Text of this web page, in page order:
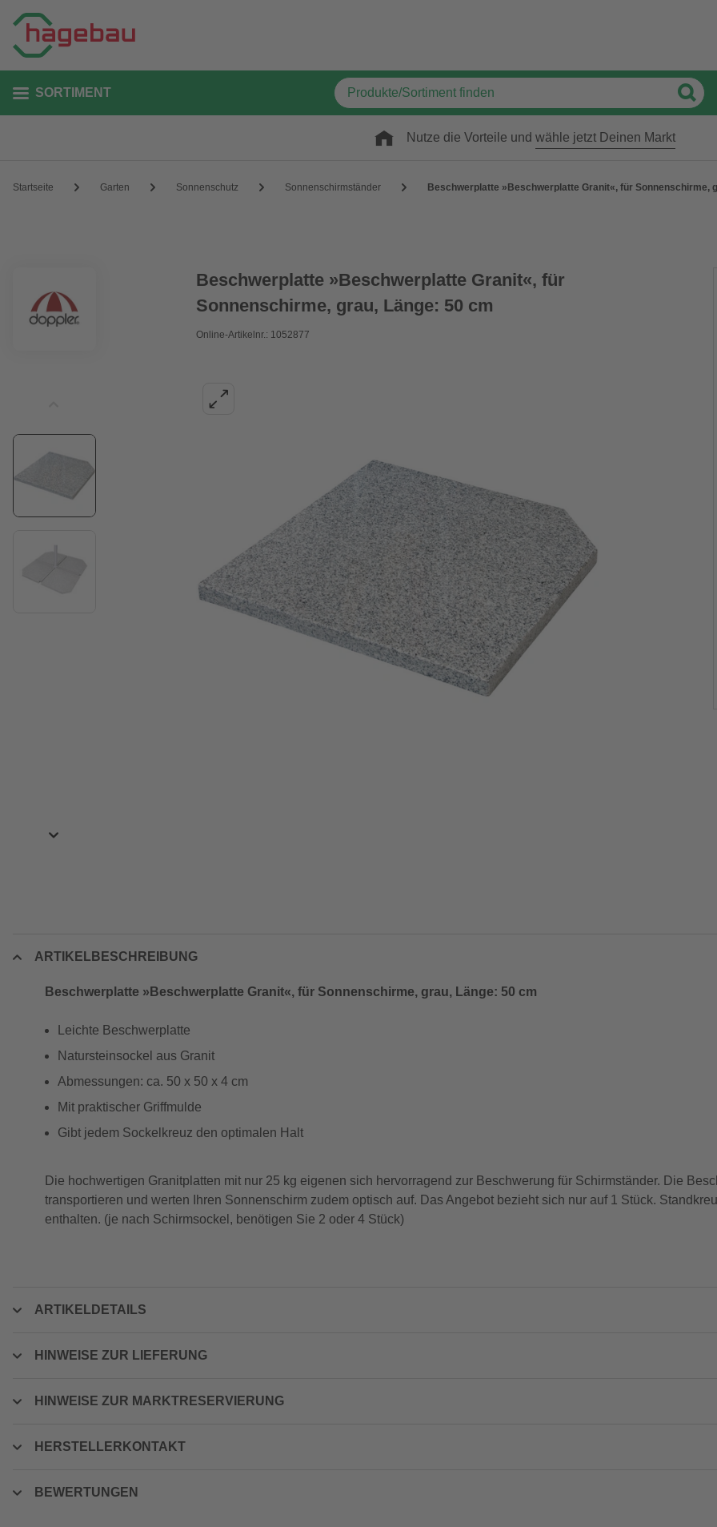
SORTIMENT
Nutze die Vorteile und wähle jetzt Deinen Markt
Startseite Garten Sonnenschutz Sonnenschirmständer Beschwerplatte »Beschwerplatte Granit«, für Sonnenschirme,
Beschwerplatte »Beschwerplatte Granit«, für
Sonnenschirme, grau, Länge: 50 cm
Online-Artikelnr.: 1052877
ARTIKELBESCHREIBUNG
Beschwerplatte »Beschwerplatte Granit«, für Sonnenschirme, grau, Länge: 50 cm
Leichte Beschwerplatte
Natursteinsockel aus Granit
Abmessungen: ca. 50 x 50 x 4 cm
Mit praktischer Griffmulde
Gibt jedem Sockelkreuz den optimalen Halt
Die hochwertigen Granitplatten mit nur 25 kg eigenen sich hervorragend zur Beschwerung für Schirmständer. Die
transportieren und werten Ihren Sonnenschirm zudem optisch auf. Das Angebot bezieht sich nur auf 1 Stück.
enthalten. (je nach Schirmsockel, benötigen Sie 2 oder 4 Stück)
ARTIKELDETAILS
HINWEISE ZUR LIEFERUNG
HINWEISE ZUR MARKTRESERVIERUNG
HERSTELLERKONTAKT
BEWERTUNGEN